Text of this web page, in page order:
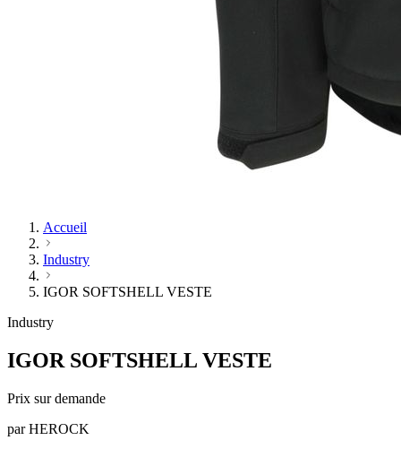
Accueil
Industry
IGOR SOFTSHELL VESTE
Industry
IGOR SOFTSHELL VESTE
Prix sur demande
par HEROCK